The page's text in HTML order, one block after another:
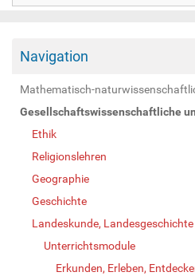
Navigation
Mathematisch-
Gesellschaftswissenschaftliche
Ethik
Religionslehren
Geographie
Geschichte
Landeskunde, Landesgeschichte
Unterrichtsmodule
Erkunden, Erleben,